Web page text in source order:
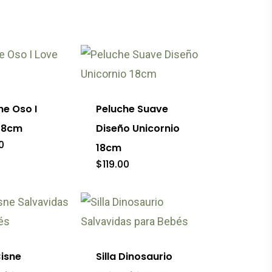
pueden
elegir
página
de
producto
Oso I
Peluche Suave
Diseño Unicornio
18cm
$119.00
Este
producto
Silla Dinosaurio